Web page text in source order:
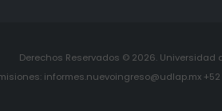
Derechos Reservados © 2026. Universidad
informes.nuevoingreso@udlap.mx +52